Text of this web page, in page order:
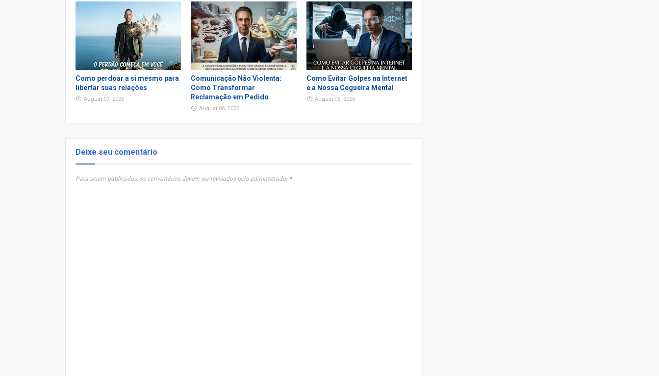
Como perdoar a si mesmo para
libertar suas relações
August 07, 2026
Comunicação Não Violenta:
Como Transformar
Reclamação em Pedido
August 06, 2026
Como Evitar Golpes na Internet
e a Nossa Cegueira Mental
August 06, 2026
Deixe seu comentário
Para serem publicados, os comentários devem ser revisados pelo administrador *